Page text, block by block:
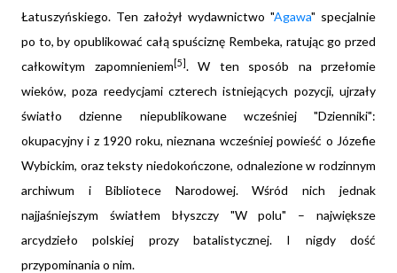
Łatuszyńskiego. Ten założył wydawnictwo "Agawa" specjalnie
po to, by opublikować całą spuściznę Rembeka, ratując go przed
całkowitym zapomnieniem [5]. W ten sposób na przełomie
wieków, poza reedycjami czterech istniejących pozycji, ujrzały
światło dzienne niepublikowane wcześniej "Dzienniki":
okupacyjny i z 1920 roku, nieznana wcześniej powieść o Józefie
Wybickim, oraz teksty niedokończone, odnalezione w rodzinnym
archiwum i Bibliotece Narodowej. Wśród nich jednak
najjaśniejszym światłem błyszczy
"W polu"
– największe
arcydzieło polskiej prozy batalistycznej. I nigdy dość
przypominania o nim.